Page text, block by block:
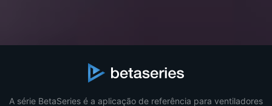
A série BetaSeries é a aplicação de referência para ventiladores